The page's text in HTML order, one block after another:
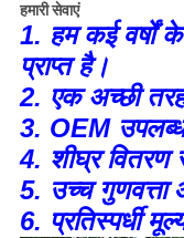
हमारी सेवाएं
1. हम कई वर्षों के
प्राप्त है।
2. एक अच्छी
3. OEM
4. शीघ्र वितरण
5. उच्च
6. प्रतिस्पर्धी